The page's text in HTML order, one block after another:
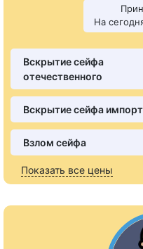
На
Вскрытие сейфа
отечественного
Вскрытие сейфа
Взлом сейфа
Показать все цены